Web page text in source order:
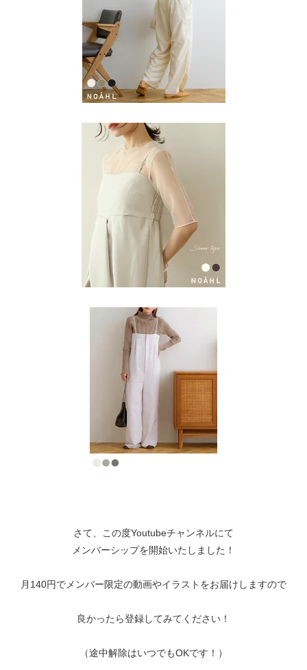
さて、この度Youtubeチャンネルにて
メンバーシップを開始いたしました！
月140円でメンバー限定の動画やイラストをお届けしますので
良かったら登録してみてください！
（途中解除はいつでもOKです！）